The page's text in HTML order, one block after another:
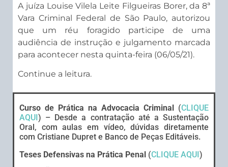
A juíza Louise Vilela Leite Filgueiras Borer, da 8ª
Vara Criminal Federal de São Paulo, autorizou
que um réu foragido participe de uma
audiência de instrução e julgamento marcada
para acontecer nesta quinta-feira (06/05/21).
Continue a leitura.
Curso de Prática na Advocacia Criminal (CLIQUE
AQUI ) – Desde a contratação até a Sustentação
Oral, com aulas em vídeo, dúvidas diretamente
com Cristiane Dupret e Banco de Peças Editáveis.
Teses Defensivas na Prática Penal (CLIQUE AQUI )